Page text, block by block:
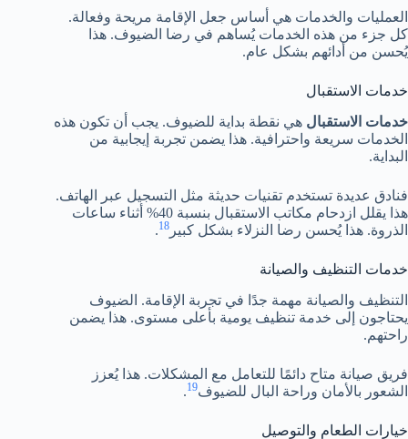
العمليات والخدمات هي أساس جعل الإقامة مريحة وفعالة.
كل جزء من هذه الخدمات يُساهم في رضا الضيوف. هذا
يُحسن من أدائهم بشكل عام.
خدمات الاستقبال
خدمات الاستقبال هي نقطة بداية للضيوف. يجب أن تكون هذه
الخدمات سريعة واحترافية. هذا يضمن تجربة إيجابية من
البداية.
فنادق عديدة تستخدم تقنيات حديثة مثل التسجيل عبر الهاتف.
هذا يقلل ازدحام مكاتب الاستقبال بنسبة 40% أثناء ساعات
الذروة. هذا يُحسن رضا النزلاء بشكل كبير 18
.
خدمات التنظيف والصيانة
التنظيف والصيانة مهمة جدًا في تجربة الإقامة. الضيوف
يحتاجون إلى خدمة تنظيف يومية بأعلى مستوى. هذا يضمن
راحتهم.
فريق صيانة متاح دائمًا للتعامل مع المشكلات. هذا يُعزز
الشعور بالأمان وراحة البال للضيوف19
.
خيارات الطعام والتوصيل